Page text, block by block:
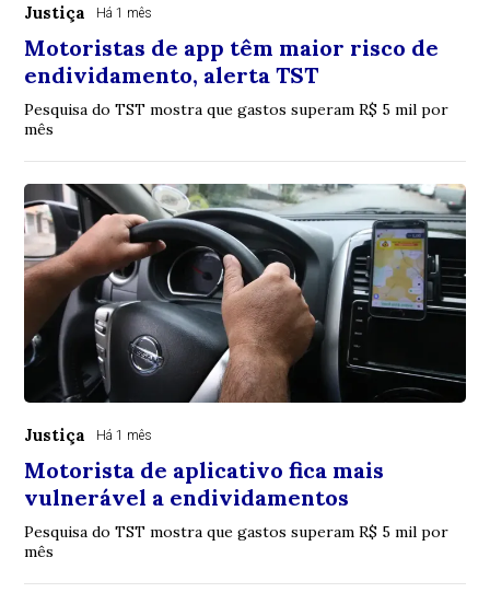
Justiça Há 1 mês
Motoristas de app têm maior risco de
endividamento, alerta TST
Pesquisa do TST mostra que gastos superam R$ 5 mil por
mês
Justiça Há 1 mês
Motorista de aplicativo fica mais
vulnerável a endividamentos
Pesquisa do TST mostra que gastos superam R$ 5 mil por
mês